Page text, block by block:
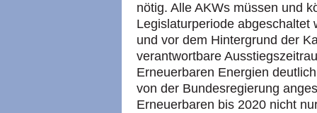
nötig. Alle AKWs müssen und
Legislaturperiode abgeschaltet
und vor dem Hintergrund der
verantwortbare
Erneuerbaren Energien
von der Bundesregierung
Erneuerbaren bis 2020 nicht